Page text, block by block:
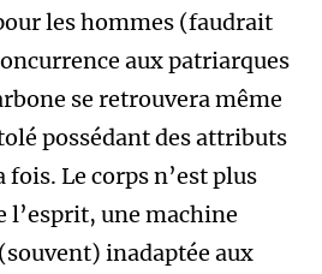
les hommes (faudrait
aux patriarques
se retrouvera même
possédant des attributs
Le corps n’est plus
l’esprit, une machine
inadaptée aux